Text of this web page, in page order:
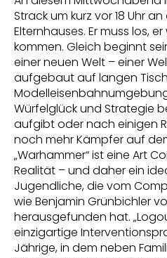
Strack um kurz vor 18 Uhr
Elternhauses. Er muss los,
kommen. Gleich beginnt
einer neuen Welt – einer
aufgebaut auf langen
Würfelglück und Strategie
aufgibt oder nach einigen
noch mehr Kämpfer auf
„Warhammer“ ist eine Art
Realität – und daher ein
Jugendliche, die vom
wie Benjamin Grünbichler
herausgefunden hat.
einzigartige
Jährige, in dem neben